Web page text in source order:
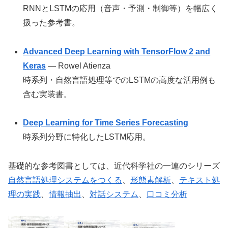
RNNとLSTMの応用（音声・予測・制御等）を幅広く
扱った参考書。
Advanced Deep Learning with TensorFlow 2 and
Keras — Rowel Atienza
時系列・自然言語処理等でのLSTMの高度な活用例も
含む実装書。
Deep Learning for Time Series Forecasting
時系列分野に特化したLSTM応用。
基礎的な参考図書としては、近代科学社の一連のシリーズ
自然言語処理システムをつくる
形態素解析
テキスト処
理の実践 、情報抽出 対話システム 口コミ分析